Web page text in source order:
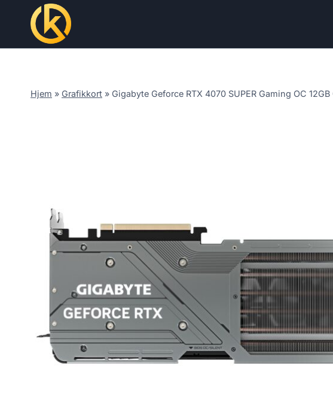
content
Hjem » Grafikkort » Gigabyte Geforce RTX 4070 SUPER Gaming OC 12GB